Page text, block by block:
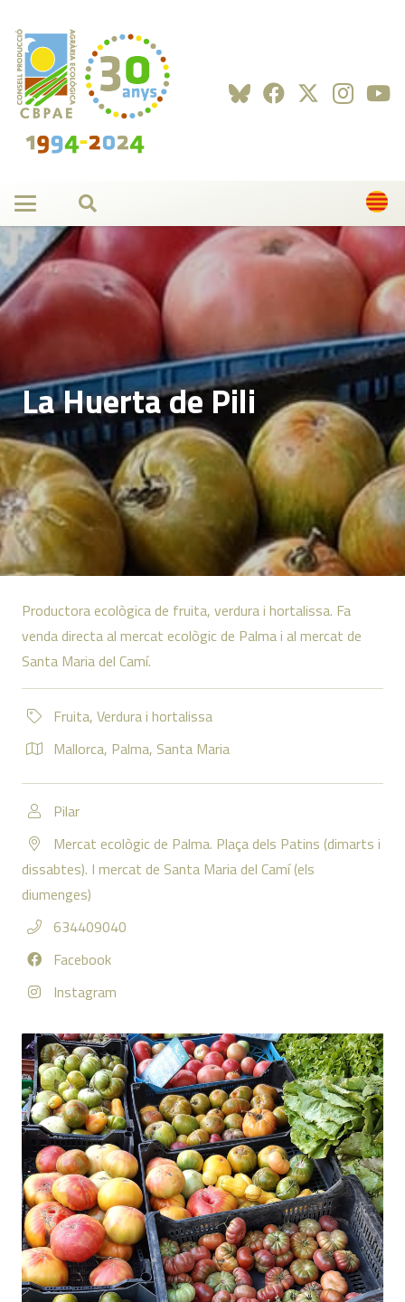
La Huerta de Pili
Productora ecològica de fruita, verdura i hortalissa. Fa
venda directa al mercat ecològic de Palma i al mercat de
Santa Maria del Camí.
Fruita,Verdura i hortalissa
Mallorca, Palma, Santa Maria
Pilar
Mercat ecològic de Palma. Plaça dels Patins (dimarts i
dissabtes). I mercat de Santa Maria del Camí (els
diumenges)
634409040
Facebook
Instagram